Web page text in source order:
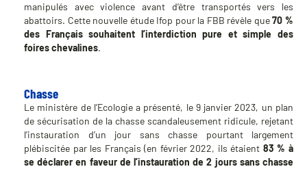
manipulés avec violence avant d’être transportés vers les
abattoirs. Cette nouvelle étude Ifop pour la FBB révèle que70 %
des Français souhaitent l’interdiction pure et simple des
foires chevalines.
Chasse
Le ministère de l’Ecologie a présenté, le 9 janvier 2023, un plan
de sécurisation de la chasse scandaleusement ridicule, rejetant
l’instauration d’un jour sans chasse pourtant largement
plébiscitée par les Français (en février 2022, ils étaient 83 % à
se déclarer en faveur de l’instauration de 2 jours sans chasse